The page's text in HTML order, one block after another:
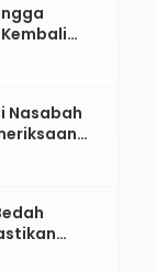
Nasabah